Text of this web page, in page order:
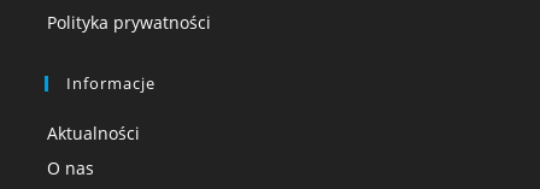
Polityka prywatności
Informacje
Aktualności
O nas